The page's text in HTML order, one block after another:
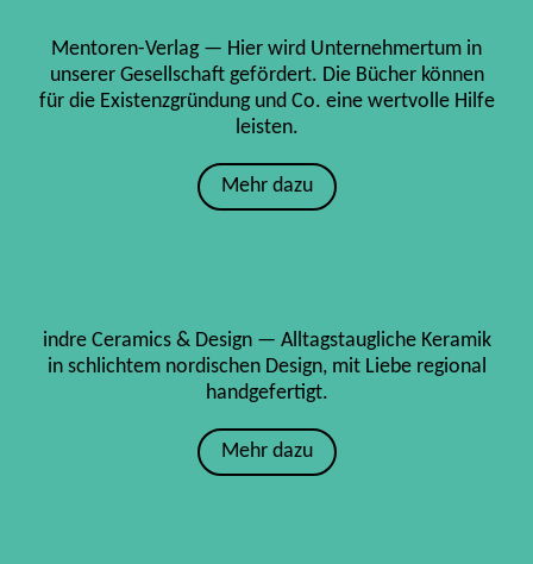
Mentoren-Verlag — Hier wird Unternehmertum in
unserer Gesellschaft gefördert. Die Bücher können
für die Existenzgründung und Co. eine wertvolle Hilfe
leisten.
Mehr dazu
indre Ceramics & Design — Alltagstaugliche Keramik
in schlichtem nordischen Design, mit Liebe regional
handgefertigt.
Mehr dazu